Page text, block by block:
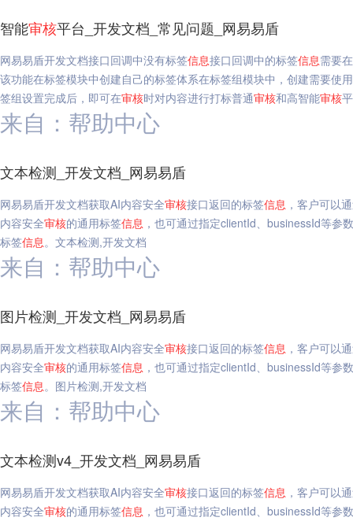
智能审核平台_开发文档_常见问题_网易易盾
网易易盾开发文档接口回调中没有标签信息接口回调中的标签信息需要在
该功能在标签模块中创建自己的标签体系在标签组模块中，创建需要使
签组设置完成后，即可在审核时对内容进行打标普通审核和高智能审核
来自：帮助中心
文本检测_开发文档_网易易盾
网易易盾开发文档获取AI内容安全审核接口返回的标签信息 ，客户可以
内容安全审核的通用标签信息 ，也可通过指定clientId、businessId等参
标签信息。文本检测,开发文档
来自：帮助中心
图片检测_开发文档_网易易盾
网易易盾开发文档获取AI内容安全审核接口返回的标签信息 ，客户可以
内容安全审核的通用标签信息 ，也可通过指定clientId、businessId等参
标签信息。图片检测,开发文档
来自：帮助中心
文本检测v4_开发文档_网易易盾
网易易盾开发文档获取AI内容安全审核接口返回的标签信息 ，客户可以
内容安全审核的通用标签信息 ，也可通过指定clientId、businessId等参